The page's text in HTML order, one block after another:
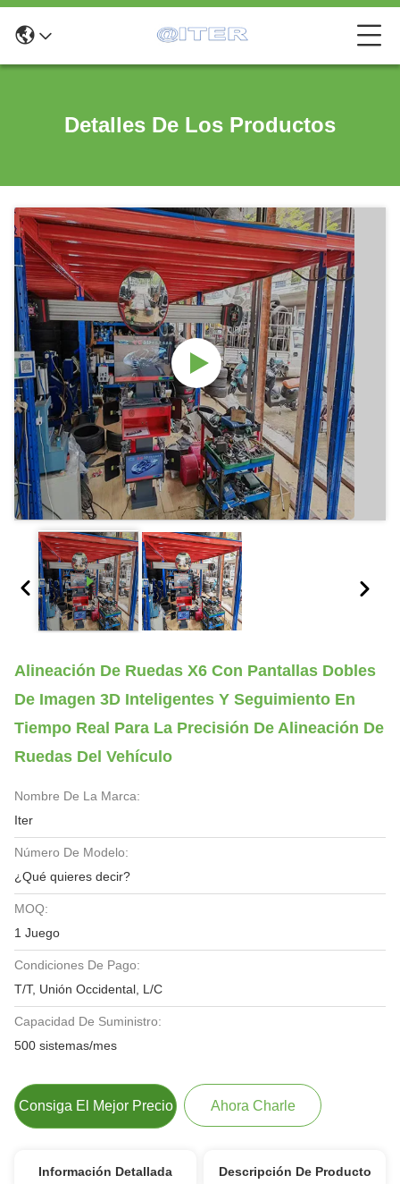
Detalles De Los Productos
Alineación De Ruedas X6 Con Pantallas Dobles
De Imagen 3D Inteligentes Y Seguimiento En
Tiempo Real Para La Precisión De Alineación De
Ruedas Del Vehículo
Nombre De La Marca:
Iter
Número De Modelo:
¿Qué quieres decir?
MOQ:
1 Juego
Condiciones De Pago:
T/T, Unión Occidental, L/C
Capacidad De Suministro:
500 sistemas/mes
Consiga El Mejor Precio Ahora Charle
Información Detallada Descripción De Producto